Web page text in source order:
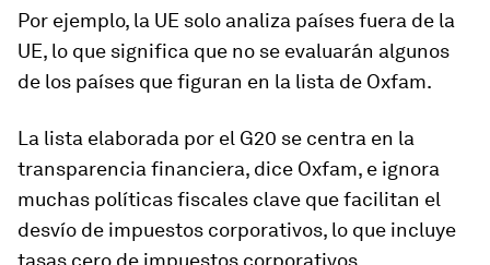
Por ejemplo, la UE solo analiza países fuera de la
UE, lo que significa que no se evaluarán algunos
de los países que figuran en la lista de Oxfam.
La lista elaborada por el G20 se centra en la
transparencia financiera, dice Oxfam, e ignora
muchas políticas fiscales clave que facilitan el
desvío de impuestos corporativos, lo que incluye
tasas cero de impuestos corporativos.